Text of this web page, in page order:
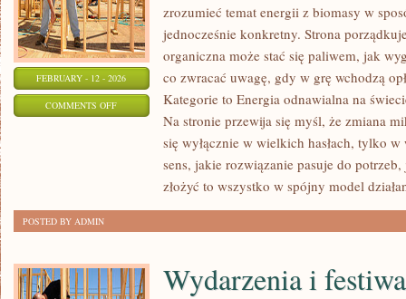
FEBRUARY - 12 - 2026
COMMENTS OFFON
POPULARYZACJA
zrozumieć temat energii z biomasy w
jednocześnie konkretny. Strona
organiczna może stać się paliwem, jak
co zwracać uwagę, gdy w grę wchodzą
Kategorie to Energia odnawialna na
Na stronie przewija się myśl, że zmiana
się wyłącznie w wielkich hasłach, tylko
sens, jakie rozwiązanie pasuje do
złożyć to wszystko w spójny model
POSTED BY ADMIN
Wydarzenia i